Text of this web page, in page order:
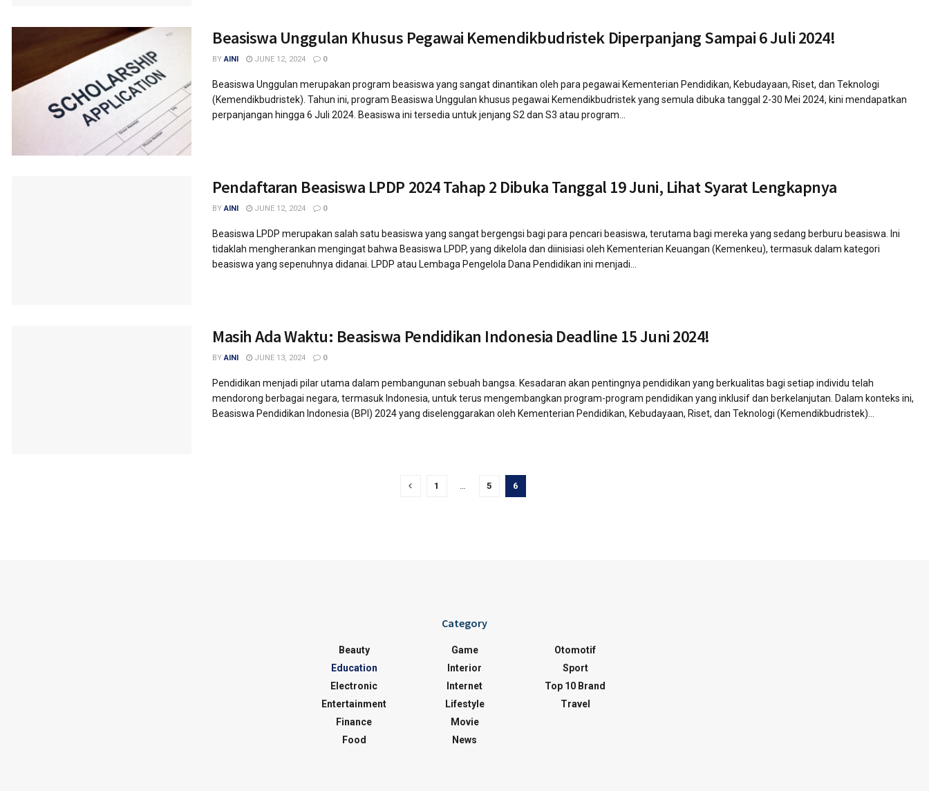
Beasiswa Unggulan Khusus Pegawai Kemendikbudristek Diperpanjang Sampai 6 Juli 2024!
BY AINI JUNE 12, 2024 0
Beasiswa Unggulan merupakan program beasiswa yang sangat dinantikan oleh para pegawai Kementerian Pendidikan, Kebudayaan, Riset, dan Teknologi
(Kemendikbudristek). Tahun ini, program Beasiswa Unggulan khusus pegawai Kemendikbudristek yang semula dibuka tanggal 2-30 Mei 2024, kini mendapatkan
perpanjangan hingga 6 Juli 2024. Beasiswa ini tersedia untuk jenjang S2 dan S3 atau program...
Pendaftaran Beasiswa LPDP 2024 Tahap 2 Dibuka Tanggal 19 Juni, Lihat Syarat Lengkapnya
BY AINI JUNE 12, 2024 0
Beasiswa LPDP merupakan salah satu beasiswa yang sangat bergengsi bagi para pencari beasiswa, terutama bagi mereka yang sedang berburu beasiswa. Ini
tidaklah mengherankan mengingat bahwa Beasiswa LPDP, yang dikelola dan diinisiasi oleh Kementerian Keuangan (Kemenkeu), termasuk dalam kategori
beasiswa yang sepenuhnya didanai. LPDP atau Lembaga Pengelola Dana Pendidikan ini menjadi...
Masih Ada Waktu: Beasiswa Pendidikan Indonesia Deadline 15 Juni 2024!
BY AINI JUNE 13, 2024 0
Pendidikan menjadi pilar utama dalam pembangunan sebuah bangsa. Kesadaran akan pentingnya pendidikan yang berkualitas bagi setiap individu telah
mendorong berbagai negara, termasuk Indonesia, untuk terus mengembangkan program-program pendidikan yang inklusif dan berkelanjutan. Dalam konteks ini,
Beasiswa Pendidikan Indonesia (BPI) 2024 yang diselenggarakan oleh Kementerian Pendidikan, Kebudayaan, Riset, dan Teknologi (Kemendikbudristek)...
1 5 6
Category
Beauty
Education
Electronic
Entertainment
Finance
Food
Game
Interior
Internet
Lifestyle
Movie
News
Otomotif
Sport
Top 10 Brand
Travel